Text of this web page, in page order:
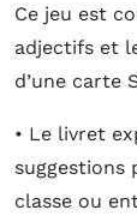
Ce jeu est
adjectifs et
d’une carte
• Le livret
suggestions
classe ou